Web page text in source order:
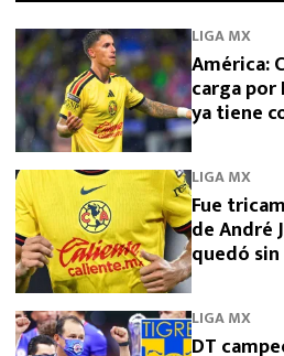
LIGA MX
América:
carga por
ya tiene
LIGA MX
Fue
de André
quedó
LIGA MX
DT